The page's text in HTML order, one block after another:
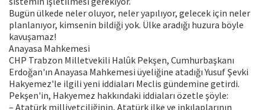
Bugün ülkede neler oluyor, neler yapılıyor, gelecek için neler
planlanıyor, kimsenin bildiği yok. Ülke aradığı huzura böyle
kavuşamaz!
Anayasa Mahkemesi
CHP Trabzon Milletvekili Halûk Pekşen, Cumhurbaşkanı
Erdoğan'ın Anayasa Mahkemesi üyeliğine atadığı Yusuf Şevki
Hakyemez'le ilgili yeni iddiaları Meclis gündemine getirdi.
Pekşen'in, Hakyemez hakkındaki iddiaları özetle şöyle:
– Atatürk milliyetçiliğinin, Atatürk ilke ve inkılaplarının